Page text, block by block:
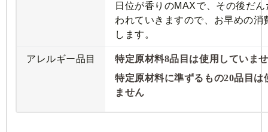
日位が香りのMAXで、その後だ
われていきますので、お早めの消
します。
アレルギー品目
特定原材料8品目は使用していま
特定原材料に準ずるもの20品目は
ません